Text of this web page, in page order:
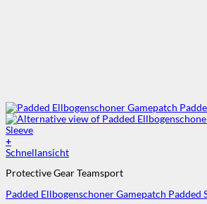
+
Dieses
weist
Varianten
Schnellansicht
Protective Gear Teamsport
Padded Ellbogenschoner Gamepatch Padded